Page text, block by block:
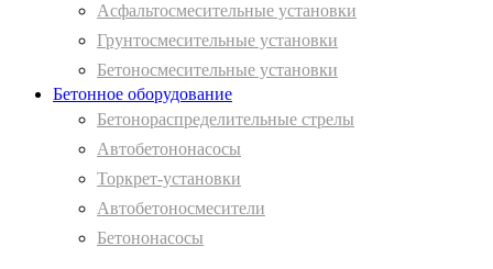
Асфальтосмесительные установки
Грунтосмесительные установки
Бетоносмесительные установки
Бетонное оборудование
Бетонораспределительные стрелы
Автобетононасосы
Торкрет-установки
Автобетоносмесители
Бетононасосы